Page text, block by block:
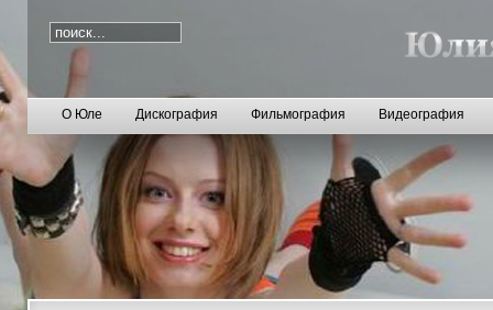
О Юле Дискография Фильмография Видеография